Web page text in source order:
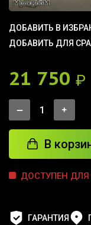
ДОБАВИТЬ В
ДОБАВИТЬ ДЛЯ
21 750 ₽
В
ДОСТУПЕН ДЛЯ
ГАРАНТИЯ